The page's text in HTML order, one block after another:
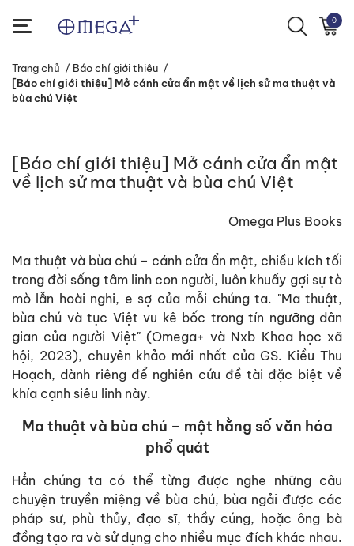
0
Trang chủ / Báo chí giới thiệu /
[Báo chí giới thiệu] Mở cánh cửa ẩn mật về lịch sử ma thuật và
bùa chú Việt
[Báo chí giới thiệu] Mở cánh cửa ẩn mật
về lịch sử ma thuật và bùa chú Việt
Omega Plus Books
Ma thuật và bùa chú – cánh cửa ẩn mật, chiều kích tối
trong đời sống tâm linh con người, luôn khuấy gợi sự tò
mò lẫn hoài nghi, e sợ của mỗi chúng ta. "Ma thuật,
bùa chú và tục Việt vu kê bốc trong tín ngưỡng dân
gian của người Việt" (Omega+ và Nxb Khoa học xã
hội, 2023), chuyên khảo mới nhất của GS. Kiều Thu
Hoạch, dành riêng để nghiên cứu đề tài đặc biệt về
khía cạnh siêu linh này.
Ma thuật và bùa chú – một hằng số văn hóa
phổ quát
Hẳn chúng ta có thể từng được nghe những câu
chuyện truyền miệng về bùa chú, bùa ngải được các
pháp sư, phù thủy, đạo sĩ, thầy cúng, hoặc ông bà
đồng tạo ra và sử dụng cho nhiều mục đích khác nhau.